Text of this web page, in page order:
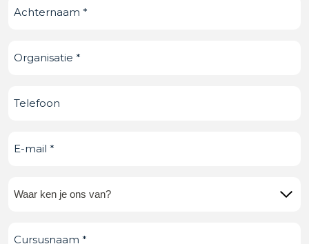
Achternaam (Vereist)
Organisatie(Vereist)
Telefoonnummer
E-
Waar
je
Cursusnaam (Vereist)